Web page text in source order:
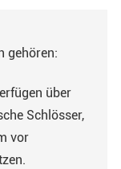
gehören:
über
Schlösser,
vor